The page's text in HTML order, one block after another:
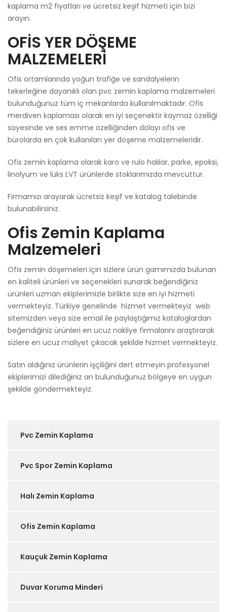
kaplama m2 fiyatları ve ücretsiz keşif hizmeti için bizi
arayın.
OFİS YER DÖŞEME
MALZEMELERİ
Ofis ortamlarında yoğun trafiğe ve sandalyelerin
tekerleğine dayanıklı olan pvc zemin kaplama malzemeleri
bulunduğunuz tüm iç mekanlarda kullanılmaktadır. Ofis
merdiven kaplaması olarak en iyi seçenektir kaymaz özelliği
sayesinde ve ses emme özelliğinden dolayı ofis ve
bürolarda en çok kullanılan yer döşeme malzemeleridir.
Ofis zemin kaplama olarak karo ve rulo halılar, parke, epoksi,
linolyum ve lüks LVT ürünlerde stoklarımızda mevcuttur.
Firmamızı arayarak ücretsiz keşif ve katalog talebinde
bulunabilirsiniz.
Ofis Zemin Kaplama
Malzemeleri
Ofis zemin döşemeleri için sizlere ürün gamımızda bulunan
en kaliteli ürünleri ve seçenekleri sunarak beğendiğiniz
ürünleri uzman ekiplerimizle birlikte size en iyi hizmeti
vermekteyiz. Türkiye genelinde hizmet vermekteyiz web
sitemizden veya size email ile paylaştığımız kataloglardan
beğendiğiniz ürünleri en ucuz nakliye firmalarını araştırarak
sizlere en ucuz maliyet çıkacak şekilde hizmet vermekteyiz.
Satın aldığınız ürünlerin işçiliğini dert etmeyin profesyonel
ekiplerimizi dilediğiniz an bulunduğunuz bölgeye en uygun
şekilde göndermekteyiz.
Pvc Zemin Kaplama
Pvc Spor Zemin Kaplama
Halı Zemin Kaplama
Ofis Zemin Kaplama
Kauçuk Zemin Kaplama
Duvar Koruma Minderi